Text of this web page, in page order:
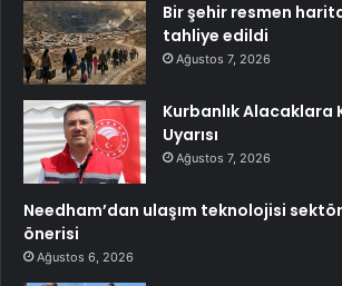
Bir şehir resmen
tahliye edildi
Ağustos 7, 2026
Kurbanlık Alacaklara
Uyarısı
Ağustos 7, 2026
Needham’dan ulaşım teknolojisi
önerisi
Ağustos 6, 2026